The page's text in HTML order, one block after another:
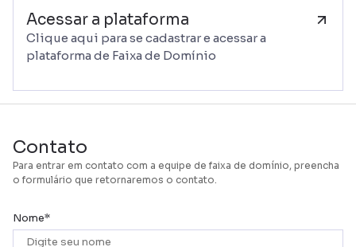
Acessar a plataforma
Clique aqui para se cadastrar e acessar a
plataforma de Faixa de Domínio
Contato
Para entrar em contato com a equipe de faixa de domínio, preencha
o formulário que retornaremos o contato.
Nome